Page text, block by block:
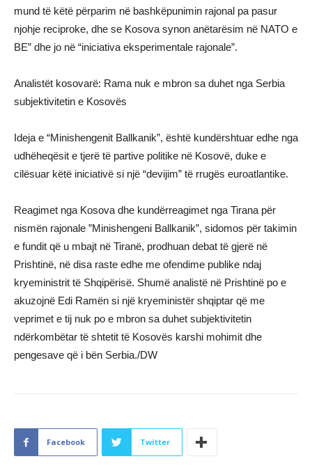
mund të këtë përparim në bashkëpunimin rajonal pa pasur
njohje reciproke, dhe se Kosova synon anëtarësim në NATO e
BE” dhe jo në “iniciativa eksperimentale rajonale”.
Analistët kosovarë: Rama nuk e mbron sa duhet nga Serbia
subjektivitetin e Kosovës
Ideja e “Minishengenit Ballkanik”, është kundërshtuar edhe nga
udhëheqësit e tjerë të partive politike në Kosovë, duke e
cilësuar këtë iniciativë si një “devijim” të rrugës euroatlantike.
Reagimet nga Kosova dhe kundërreagimet nga Tirana për
nismën rajonale ”Minishengeni Ballkanik”, sidomos për takimin
e fundit që u mbajt në Tiranë, prodhuan debat të gjerë në
Prishtinë, në disa raste edhe me ofendime publike ndaj
kryeministrit të Shqipërisë. Shumë analistë në Prishtinë po e
akuzojnë Edi Ramën si një kryeministër shqiptar që me
veprimet e tij nuk po e mbron sa duhet subjektivitetin
ndërkombëtar të shtetit të Kosovës karshi mohimit dhe
pengesave që i bën Serbia./DW
Facebook Twitter